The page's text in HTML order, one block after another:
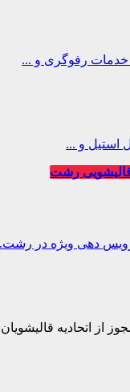
خدمات رفوگری و ...
استیل و ...
رشت
دهی ویژه در رشت.
از اتحادیه